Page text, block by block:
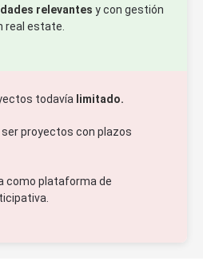
relevantes y con gestión
real estate.
todavía limitado.
ser proyectos con plazos
como plataforma de